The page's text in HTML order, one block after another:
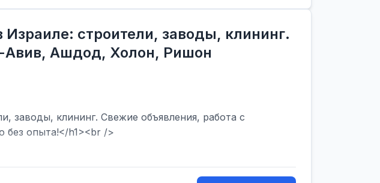
строители, заводы, клининг.
Авив, Ашдод, Холон, Ришон
заводы, клининг. Свежие объявления, работа с
опыта!</h1><br />